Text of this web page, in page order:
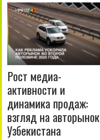
Рост медиа-
активности и
динамика продаж:
взгляд на авторынок
Узбекистана